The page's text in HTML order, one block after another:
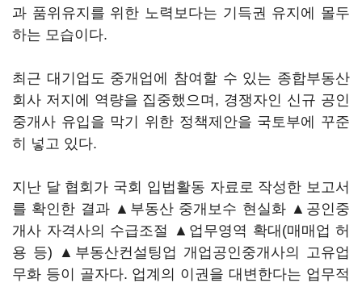
과 품위유지를 위한 노력보다는 기득권 유지에 몰두
하는 모습이다.
최근 대기업도 중개업에 참여할 수 있는 종합부동산
회사 저지에 역량을 집중했으며, 경쟁자인 신규 공인
중개사 유입을 막기 위한 정책제안을 국토부에 꾸준
히 넣고 있다.
지난 달 협회가 국회 입법활동 자료로 작성한 보고서
를 확인한 결과 ▲부동산 중개보수 현실화 ▲공인중
개사 자격사의 수급조절 ▲업무영역 확대(매매업 허
용 등) ▲부동산컨설팅업 개업공인중개사의 고유업
무화 등이 골자다. 업계의 이권을 대변한다는 업무적